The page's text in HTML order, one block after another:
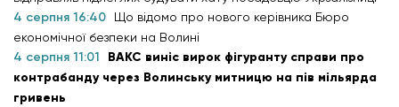
4 серпня 16:40
Що відомо про нового керівника Бюро
економічної безпеки на Волині
4 серпня 11:01
ВАКС виніс вирок фігуранту справи про
контрабанду через Волинську митницю на пів мільярда
гривень